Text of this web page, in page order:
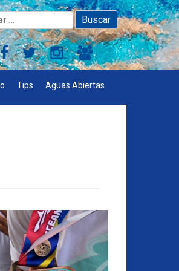
Tips Aguas Abiertas